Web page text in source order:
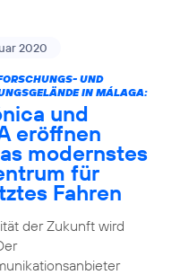
2020
UND
IN MÁLAGA:
und
eröffnen
modernstes
für
Fahren
der Zukunft wird